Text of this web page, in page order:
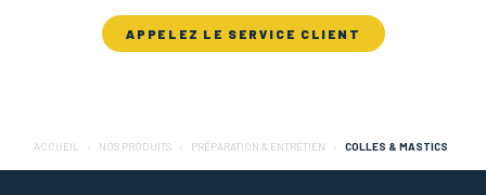
APPELEZ LE SERVICE CLIENT
ACCUEIL NOS PRODUITS PRÉPARATION & ENTRETIEN COLLES & MASTICS